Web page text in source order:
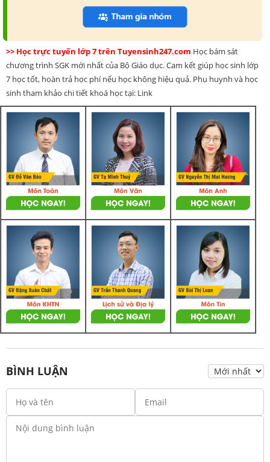
>> Học trực tuyến lớp 7 trên Tuyensinh247.com Học bám sát
chương trình SGK mới nhất của Bộ Giáo dục. Cam kết giúp học sinh lớp
7 học tốt, hoàn trả học phí nếu học không hiệu quả. Phụ huynh và học
sinh tham khảo chi tiết khoá học tại: Link
BÌNH LUẬN